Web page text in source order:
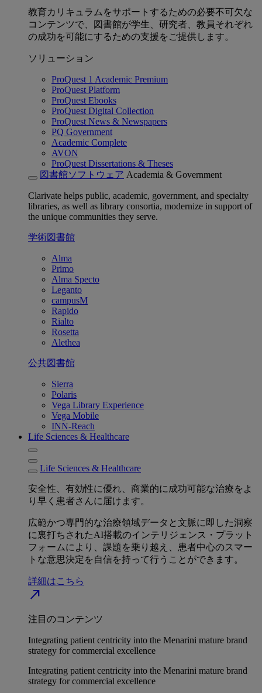
教育カリキュラムをサポートするための必要不可欠な
コンテンツで、図書館が学生、研究者、教員それぞれ
の成功を可能にするための支援をご提供します。
ソリューション
ProQuest 1 Academic Premium
ProQuest Platform
ProQuest Ebooks
ProQuest Digital Collection
ProQuest News & Newspapers
PQ Government
Academic Complete
AVON
ProQuest Dissertations & Theses
図書館ソフトウェア Academia & Government
Clarivate helps public, academic, government, and specialty
libraries, as well as library consortia, modernize in support of
the unique communities they serve.
学術図書館
Alma
Primo
Alma Specto
Leganto
campusM
Rapido
Rialto
Rosetta
Alethea
公共図書館
Sierra
Polaris
Vega Library Experience
Vega Mobile
INN-Reach
Life Sciences & Healthcare
Life Sciences & Healthcare
安全性、有効性に優れ、商業的に成功可能な治療をよ
り早く患者さんに届けます。
広範かつ専門的な治療領域データと文脈に即した洞察
に裏打ちされたAI搭載のインテリジェンス・プラット
フォームにより、課題を乗り越え、患者中心のスマー
トな意思決定を自信を持って行うことができます。
詳細はこちら
north_east
注目のコンテンツ
Integrating patient centricity into the Menarini mature brand
strategy for commercial excellence
Integrating patient centricity into the Menarini mature brand
strategy for commercial excellence